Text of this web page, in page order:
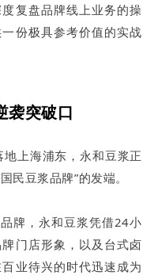
复盘品牌线上业务的操
份极具参考价值的实战
袭突破口
上海浦东，永和豆浆正
民豆浆品牌”的发端。
牌，永和豆浆凭借24小
门店形象，以及台式卤
业待兴的时代迅速成为